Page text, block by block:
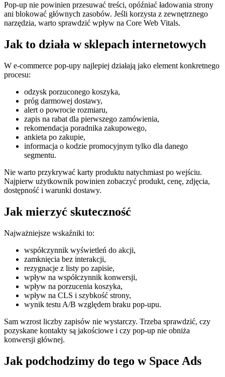
Pop-up nie powinien przesuwać treści, opóźniać ładowania strony
ani blokować głównych zasobów. Jeśli korzysta z zewnętrznego
narzędzia, warto sprawdzić wpływ na Core Web Vitals.
Jak to działa w sklepach internetowych
W e-commerce pop-upy najlepiej działają jako element konkretnego
procesu:
odzysk porzuconego koszyka,
próg darmowej dostawy,
alert o powrocie rozmiaru,
zapis na rabat dla pierwszego zamówienia,
rekomendacja poradnika zakupowego,
ankieta po zakupie,
informacja o kodzie promocyjnym tylko dla danego
segmentu.
Nie warto przykrywać karty produktu natychmiast po wejściu.
Najpierw użytkownik powinien zobaczyć produkt, cenę, zdjęcia,
dostępność i warunki dostawy.
Jak mierzyć skuteczność
Najważniejsze wskaźniki to:
współczynnik wyświetleń do akcji,
zamknięcia bez interakcji,
rezygnacje z listy po zapisie,
wpływ na współczynnik konwersji,
wpływ na porzucenia koszyka,
wpływ na CLS i szybkość strony,
wynik testu A/B względem braku pop-upu.
Sam wzrost liczby zapisów nie wystarczy. Trzeba sprawdzić, czy
pozyskane kontakty są jakościowe i czy pop-up nie obniża
konwersji głównej.
Jak podchodzimy do tego w Space Ads